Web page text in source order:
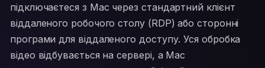
підключаєтеся з Mac через стандартний клієнт
віддаленого робочого столу (RDP) або сторонні
програми для віддаленого доступу. Уся обробка
відео відбувається на сервері, а Mac